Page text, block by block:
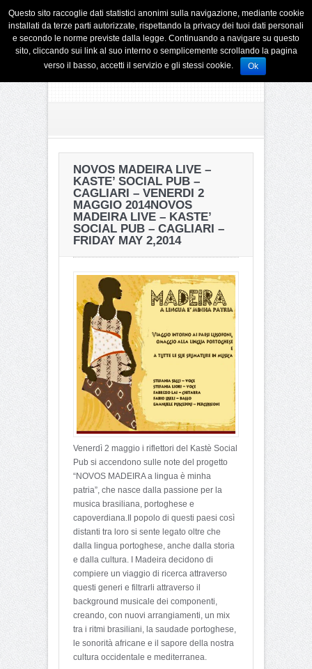
NOVOS MADEIRA LIVE –
KASTE’ SOCIAL PUB –
CAGLIARI – VENERDI 2
MAGGIO 2014NOVOS
MADEIRA LIVE – KASTE’
SOCIAL PUB – CAGLIARI –
FRIDAY MAY 2,2014
Venerdì 2 maggio i riflettori del Kastè Social
Pub si accendono sulle note del progetto
“NOVOS MADEIRA a lingua è minha
patria”, che nasce dalla passione per la
musica brasiliana, portoghese e
capoverdiana.Il popolo di questi paesi così
distanti tra loro si sente legato oltre che
dalla lingua portoghese, anche dalla storia
e dalla cultura. I Madeira decidono di
compiere un viaggio di ricerca attraverso
questi generi e filtrarli attraverso il
background musicale dei componenti,
creando, con nuovi arrangiamenti, un mix
tra i ritmi brasiliani, la saudade portoghese,
le sonorità africane e il sapore della nostra
cultura occidentale e mediterranea.
Questo sito raccoglie dati statistici anonimi sulla navigazione, mediante cookie
installati da terze parti autorizzate, rispettando la privacy dei tuoi dati personali
e secondo le norme previste dalla legge. Continuando a navigare su questo
sito, cliccando sui link al suo interno o semplicemente scrollando la pagina
verso il basso, accetti il servizio e gli stessi cookie.
Ok